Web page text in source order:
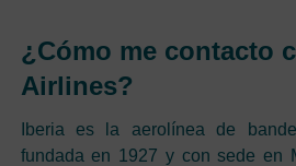
¿Cómo me contacto
Airlines?
Iberia es la aerolínea de
fundada en 1927 y con sede en